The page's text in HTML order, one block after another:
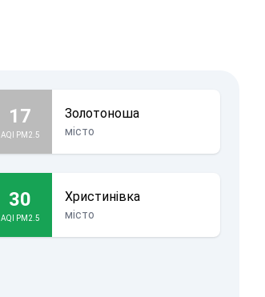
17
AQI PM2.5
Золотоноша
місто
30
AQI PM2.5
Христинівка
місто